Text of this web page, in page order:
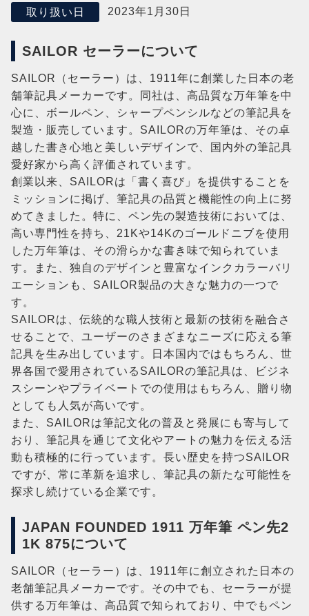
取り扱い日 2023年1月30日
SAILOR セーラーについて
SAILOR（セーラー）は、1911年に創業した日本の老
舗筆記具メーカーです。同社は、高品質な万年筆を中
心に、ボールペン、シャープペンシルなどの筆記具を
製造・販売しています。SAILORの万年筆は、その卓
越した書き心地と美しいデザインで、国内外の筆記具
愛好家から高く評価されています。
創業以来、SAILORは「書く喜び」を提供することを
ミッションに掲げ、筆記具の品質と機能性の向上に努
めてきました。特に、ペン先の製造技術においては、
高い専門性を持ち、21Kや14Kのゴールドニブを使用
した万年筆は、その滑らかな書き味で知られていま
す。また、独自のデザインと豊富なインクカラーバリ
エーションも、SAILOR製品の大きな魅力の一つで
す。
SAILORは、伝統的な職人技術と最新の技術を融合さ
せることで、ユーザーのさまざまなニーズに応える筆
記具を生み出しています。日本国内ではもちろん、世
界各国で愛用されているSAILORの筆記具は、ビジネ
スシーンやプライベートでの使用はもちろん、贈り物
としても人気が高いです。
また、SAILORは筆記文化の普及と発展にも寄与して
おり、筆記具を通じて文化やアートの魅力を伝える活
動も積極的に行っています。長い歴史を持つSAILOR
ですが、常に革新を追求し、筆記具の新たな可能性を
探求し続けている企業です。
JAPAN FOUNDED 1911 万年筆 ペン先2
1K 875について
SAILOR（セーラー）は、1911年に創立された日本の
老舗筆記具メーカーです。その中でも、セーラーが提
供する万年筆は、高品質で知られており、中でもペン